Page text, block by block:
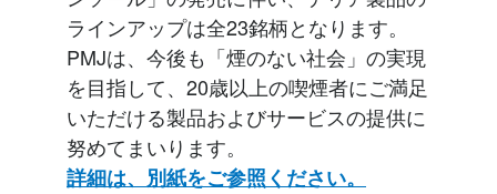
ラインアップは全23銘柄となります。
PMJは、今後も「煙のない社会」の実現
を目指して、20歳以上の喫煙者にご満足
いただける製品およびサービスの提供に
努めてまいります。
詳細は、別紙をご参照ください。